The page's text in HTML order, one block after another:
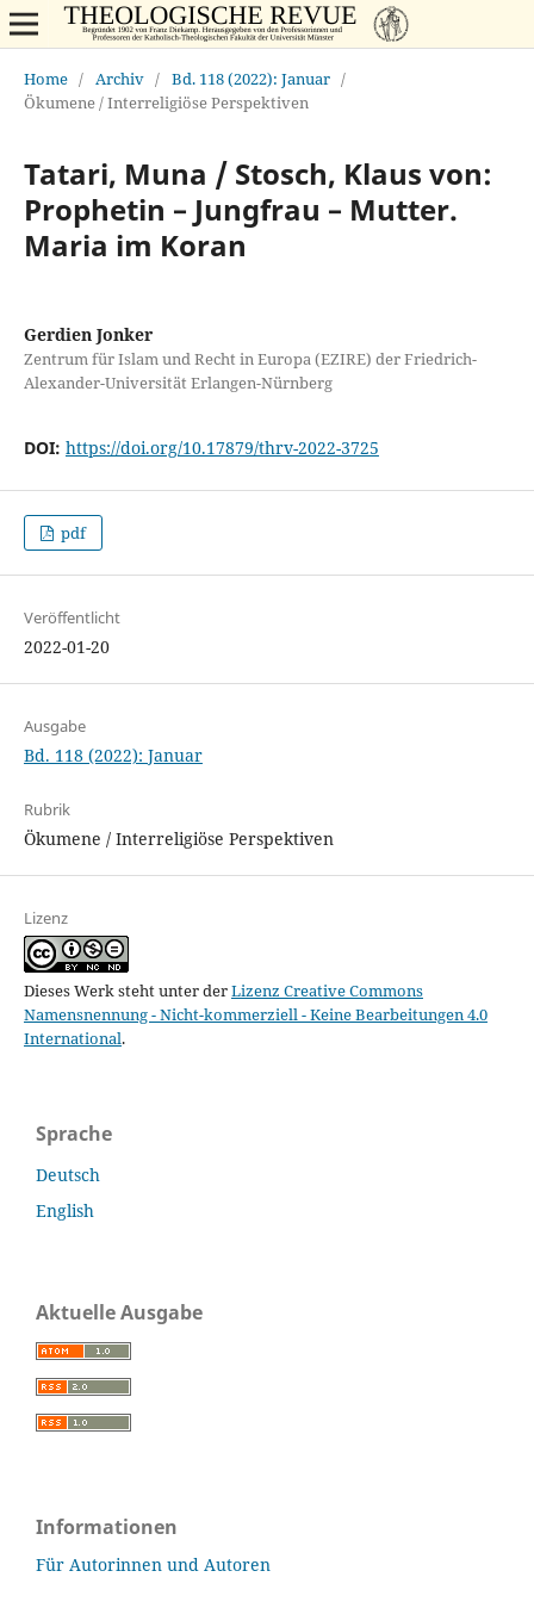
Home / Archiv / Bd. 118 (2022): Januar /
Ökumene / Interreligiöse Perspektiven
Tatari, Muna / Stosch, Klaus von:
Prophetin – Jungfrau – Mutter.
Maria im Koran
Gerdien Jonker
Zentrum für Islam und Recht in Europa (EZIRE) der Friedrich-
Alexander-Universität Erlangen-Nürnberg
DOI: https://doi.org/10.17879/thrv-2022-3725
pdf
Veröffentlicht
2022-01-20
Ausgabe
Bd. 118 (2022): Januar
Rubrik
Ökumene / Interreligiöse Perspektiven
Lizenz
Dieses Werk steht unter derLizenz Creative Commons
Namensnennung - Nicht-kommerziell - Keine Bearbeitungen 4.0
International.
Sprache
Deutsch
English
Aktuelle Ausgabe
Informationen
Für Autorinnen und Autoren